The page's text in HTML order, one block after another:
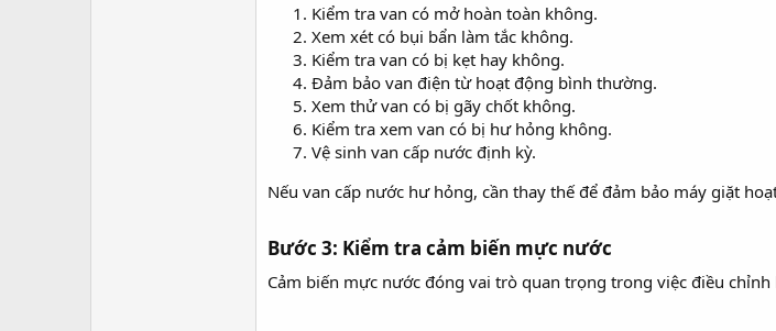
Kiểm tra van có mở hoàn toàn không.
Xem xét có bụi bẩn làm tắc không.
Kiểm tra van có bị kẹt hay không.
Đảm bảo van điện từ hoạt động bình thường.
Xem thử van có bị gãy chốt không.
Kiểm tra xem van có bị hư hỏng không.
Vệ sinh van cấp nước định kỳ.
Nếu van cấp nước hư hỏng, cần thay thế để đảm bảo máy giặt
Bước 3: Kiểm tra cảm biến mực nước
Cảm biến mực nước đóng vai trò quan trọng trong việc điều